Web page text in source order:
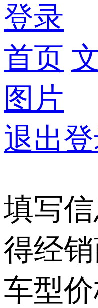
登录
首页
图片
退出
填写
得经
车型